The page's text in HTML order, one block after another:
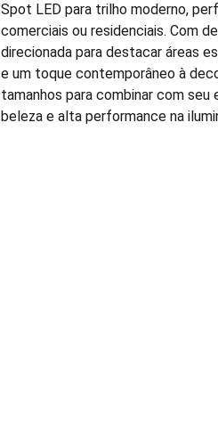
Spot LED para trilho moderno,
comerciais ou residenciais. Com
direcionada para destacar áreas
e um toque contemporâneo à
tamanhos para combinar com
beleza e alta performance na